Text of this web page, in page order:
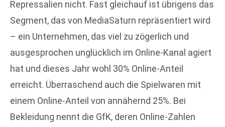
Repressalien nicht. Fast gleichauf ist übrigens das
Segment, das von MediaSaturn repräsentiert wird
– ein Unternehmen, das viel zu zögerlich und
ausgesprochen unglücklich im Online-Kanal agiert
hat und dieses Jahr wohl 30% Online-Anteil
erreicht. Überraschend auch die Spielwaren mit
einem Online-Anteil von annähernd 25%. Bei
Bekleidung nennt die GfK, deren Online-Zahlen